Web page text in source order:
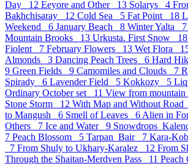
Day 12 Eeyore and Other 13 Solarys 4
Bakhchisaray 12 Cold Sea 5 Fat Point 18
Weekend 6 January Beach 8 Winter Yalta 7
Mountain Brooks 13 Urkusta. First Snow 18
Fiolent 7 February Flowers 13 Wet Flora
Almonds 3 Dancing Peach Trees 6 Hard
9 Green Fields 9 Camomiles and Clouds 7
Spirady 6 Lavender Field 5 Kokkozy 5
Ordinary October set 11 View from
Stone Storm 12 With Map and Without Road
to Mangush 6 Smell of Leaves 6 Alien in
Others 7 Ice and Water 9
7 Peach Blossom 5 Tarpan_Bair 7 Kara-
7 From Shuly to Ukhary-Karalez 12 From
Through the Shaitan-Merdven Pass 11 Peach